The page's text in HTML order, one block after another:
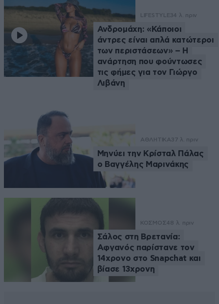
LIFESTYLE34 λ. πριν
Ανδρομάχη: «Κάποιοι
άντρες είναι απλά κατώτεροι
των περιστάσεων» – Η
ανάρτηση που φούντωσες
τις φήμες για τον Γιώργο
Λιβάνη
ΑΘΛΗΤΙΚΑ37 λ. πριν
Μηνύει την Κρίσταλ Πάλας
ο Βαγγέλης Μαρινάκης
ΚΟΣΜΟΣ48 λ. πριν
Σάλος στη Βρετανία:
Αφγανός παρίστανε τον
14χρονο στο Snapchat και
βίασε 13χρονη